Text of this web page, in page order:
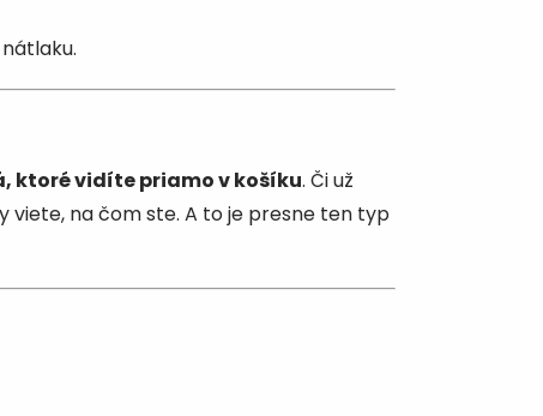
ktoré vidíte priamo v košíku. Či už
viete, na čom ste. A to je presne ten typ